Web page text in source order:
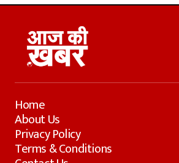
Home
About Us
Privacy Policy
Terms & Conditions